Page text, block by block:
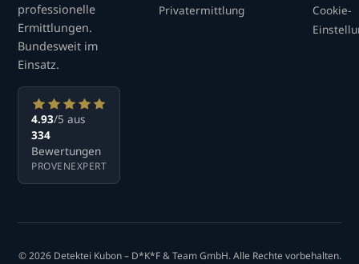
professionelle
Ermittlungen.
Bundesweit im
Einsatz.
4.93/5 aus
334
Bewertungen
PROVENEXPERT
Privatermittlung
Cookie-
© 2026 Detektei Kubon – D*K*F & Team GmbH. Alle Rechte vorbehalten.